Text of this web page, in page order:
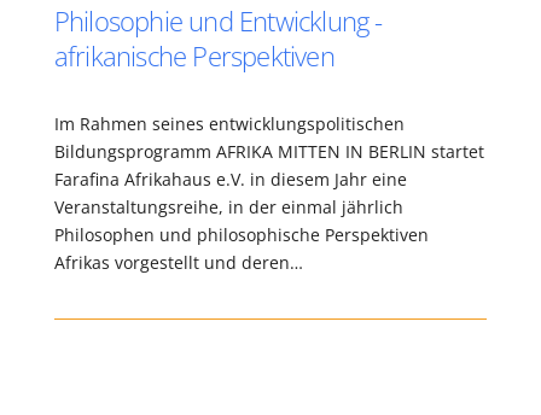
Philosophie und Entwicklung -
afrikanische Perspektiven
Im Rahmen seines entwicklungspolitischen
Bildungsprogramm AFRIKA MITTEN IN BERLIN startet
Farafina Afrikahaus e.V. in diesem Jahr eine
Veranstaltungsreihe, in der einmal jährlich
Philosophen und philosophische Perspektiven
Afrikas vorgestellt und deren…